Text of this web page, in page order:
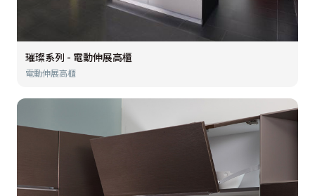
璀璨系列 - 電動伸展高櫃
電動伸展高櫃